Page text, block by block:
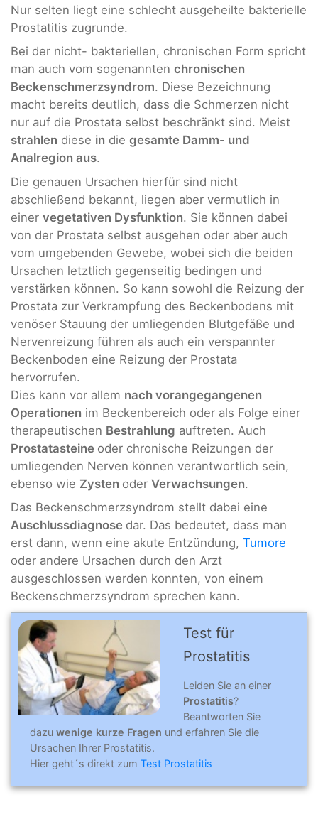
Nur selten liegt eine schlecht ausgeheilte bakterielle
Prostatitis zugrunde.
Bei der nicht- bakteriellen, chronischen Form spricht
man auch vom sogenannten chronischen
Beckenschmerzsyndrom. Diese Bezeichnung
macht bereits deutlich, dass die Schmerzen nicht
nur auf die Prostata selbst beschränkt sind. Meist
strahlen diese in die gesamte Damm- und
Analregion aus.
Die genauen Ursachen hierfür sind nicht
abschließend bekannt, liegen aber vermutlich in
einer vegetativen Dysfunktion. Sie können dabei
von der Prostata selbst ausgehen oder aber auch
vom umgebenden Gewebe, wobei sich die beiden
Ursachen letztlich gegenseitig bedingen und
verstärken können. So kann sowohl die Reizung der
Prostata zur Verkrampfung des Beckenbodens mit
venöser Stauung der umliegenden Blutgefäße und
Nervenreizung führen als auch ein verspannter
Beckenboden eine Reizung der Prostata
hervorrufen.
Dies kann vor allem nach vorangegangenen
Operationen im Beckenbereich oder als Folge einer
therapeutischen Bestrahlung auftreten. Auch
Prostatasteine oder chronische Reizungen der
umliegenden Nerven können verantwortlich sein,
ebenso wie Zysten oder Verwachsungen.
Das Beckenschmerzsyndrom stellt dabei eine
Auschlussdiagnose dar. Das bedeutet, dass man
erst dann, wenn eine akute Entzündung, Tumore
oder andere Ursachen durch den Arzt
ausgeschlossen werden konnten, von einem
Beckenschmerzsyndrom sprechen kann.
Test für
Prostatitis
Leiden Sie an einer
Prostatitis?
Beantworten Sie
dazu wenige kurze Fragen und erfahren Sie die
Ursachen Ihrer Prostatitis.
Hier geht´s direkt zum Test Prostatitis